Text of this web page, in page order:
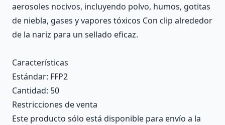
aerosoles nocivos, incluyendo polvo, humos, gotitas
de niebla, gases y vapores tóxicos Con clip alrededor
de la nariz para un sellado eficaz.
Características
Estándar: FFP2
Cantidad: 50
Restricciones de venta
Este producto sólo está disponible para envío a la